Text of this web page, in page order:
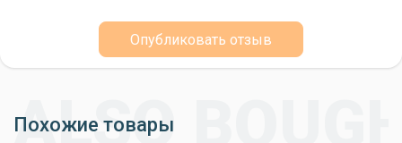
Опубликовать отзыв
Похожие товары